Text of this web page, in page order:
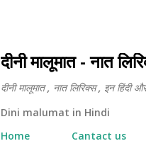
दीनी मालूमात - नात
दीनी मालूमात , नात लिरिक्स , इन हिंदी
Dini malumat in Hindi
Home
Cantact us